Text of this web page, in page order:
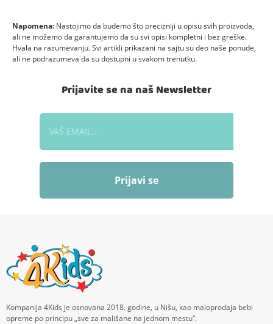
Napomena: Nastojimo da budemo što precizniji u opisu svih proizvoda,
ali ne možemo da garantujemo da su svi opisi kompletni i bez greške.
Hvala na razumevanju. Svi artikli prikazani na sajtu su deo naše ponude,
ali ne podrazumeva da su dostupni u svakom trenutku.
Prijavite se na naš Newsletter
Prijavi se
Kompanija 4Kids je osnovana 2018. godine, u Nišu, kao maloprodaja bebi
opreme po principu „sve za mališane na jednom mestu“.